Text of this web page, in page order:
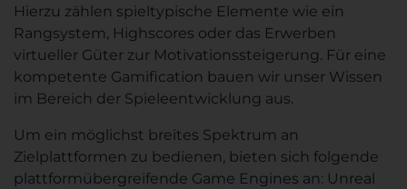
Hierzu zählen spieltypische Elemente wie ein
Rangsystem, Highscores oder das Erwerben
virtueller Güter zur Motivationssteigerung. Für eine
kompetente Gamification bauen wir unser Wissen
im Bereich der Spieleentwicklung aus.
Um ein möglichst breites Spektrum an
Zielplattformen zu bedienen, bieten sich folgende
plattformübergreifende Game Engines an: Unreal